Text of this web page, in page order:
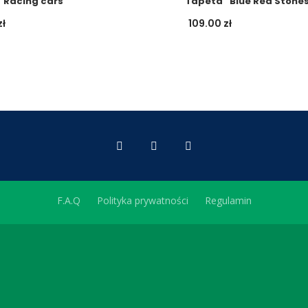
109.00 zł
F.A.Q Polityka prywatności Regulamin